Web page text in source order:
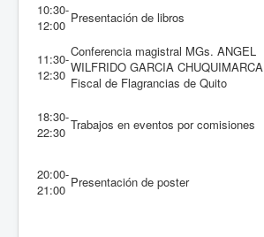
10:30-
12:00 Presentación de libros
11:30-
12:30
Conferencia magistral MGs. ANGEL
WILFRIDO GARCIA CHUQUIMARCA
Fiscal de Flagrancias de Quito
18:30-
22:30 Trabajos en eventos por comisiones
20:00-
21:00 Presentación de poster